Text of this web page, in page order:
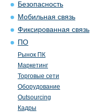
Безопасность
Мобильная связь
Фиксированная связь
ПО
Рынок ПК
Маркетинг
Торговые сети
Оборудование
Outsourcing
Кадры